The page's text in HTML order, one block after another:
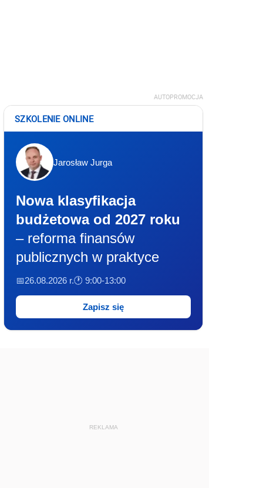
AUTOPROMOCJA
SZKOLENIE ONLINE
Jarosław Jurga
Nowa klasyfikacja
budżetowa od 2027 roku
– reforma finansów
publicznych w praktyce
📅26.08.2026 r.🕐 9:00-13:00
Zapisz się
REKLAMA